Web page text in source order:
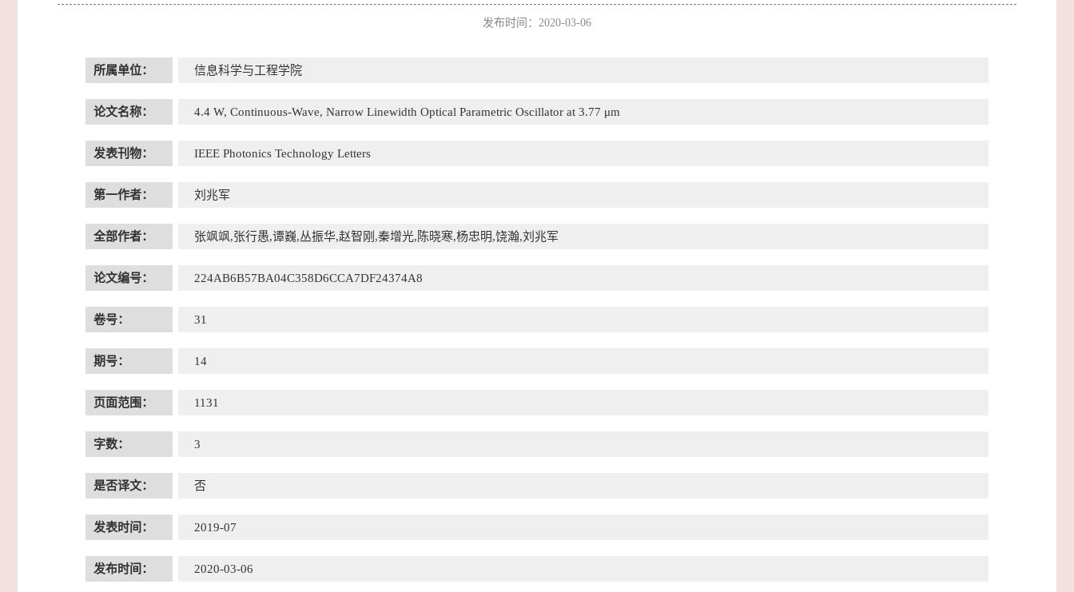
发布时间：2020-03-06
所属单位： 信息科学与工程学院
论文名称： 4.4 W, Continuous-Wave, Narrow Linewidth Optical Parametric Oscillator at 3.77 μm
发表刊物： IEEE Photonics Technology Letters
第一作者： 刘兆军
全部作者： 张飒飒,张行愚,谭巍,丛振华,赵智刚,秦增光,陈晓寒,杨忠明,饶瀚,刘兆军
论文编号： 224AB6B57BA04C358D6CCA7DF24374A8
卷号： 31
期号： 14
页面范围： 1131
字数： 3
是否译文： 否
发表时间： 2019-07
发布时间： 2020-03-06